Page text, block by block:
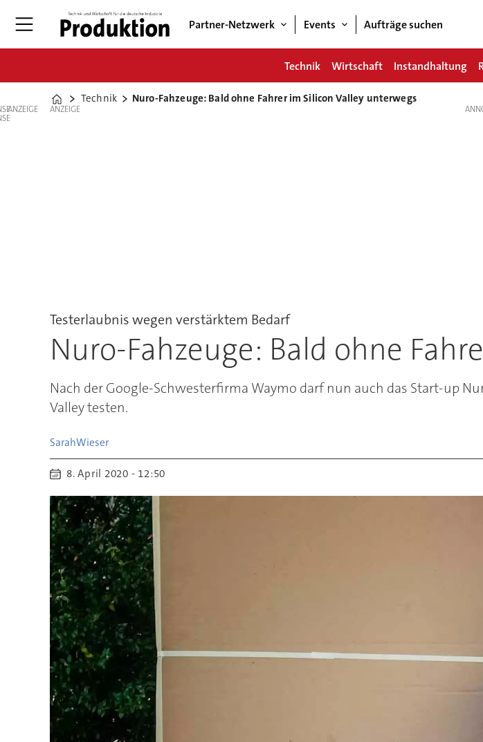
Partner-Netzwerk Events Aufträge suchen
Technik Wirtschaft Instandhaltung
Home
Technik Nuro-Fahzeuge: Bald ohne Fahrer im Silicon Valley unterwegs
ANZEIGE ANZEIGE
Testerlaubnis wegen verstärktem Bedarf
Nuro-Fahzeuge: Bald ohne
Nach der Google-Schwesterfirma Waymo darf nun auch das Start-up
Valley testen.
SarahWieser
8. April 2020 - 12:50